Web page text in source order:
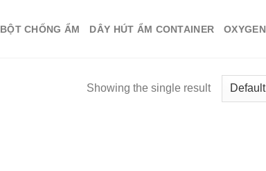
BỘT CHỐNG ẨM DÂY HÚT ẨM CONTAINER OXYGEN
Showing the single result